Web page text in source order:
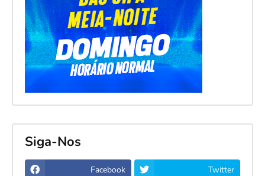
Siga-Nos
Facebook Twitter